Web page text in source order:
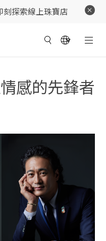
刻探索線上珠寶店
感的先鋒者